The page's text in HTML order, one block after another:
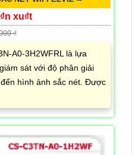
xu₫t
₫
A0-3H2WFRL là lựa
sát với độ phân giải
hình ảnh sắc nét. Được